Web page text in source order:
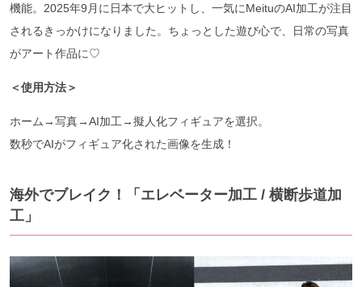
機能。2025年9月に日本で大ヒットし、一気にMeituのAI加工が注目
されるきっかけになりました。ちょっとした遊び心で、日常の写真
がアート作品に♡
＜使用方法＞
ホーム→写真→AI加工→擬人化フィギュアを選択。
数秒でAIがフィギュア化された画像を生成！
海外でブレイク！「エレベーター加工 / 横断歩道加
工」